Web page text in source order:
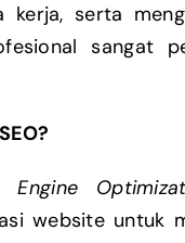
kerja, serta
sangat
Engine
website untuk